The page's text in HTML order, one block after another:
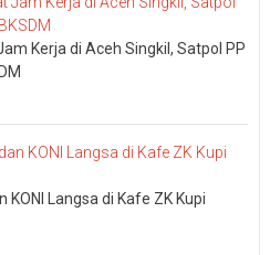
Kerja di Aceh Singkil, Satpol PP
Langsa di Kafe ZK Kupi